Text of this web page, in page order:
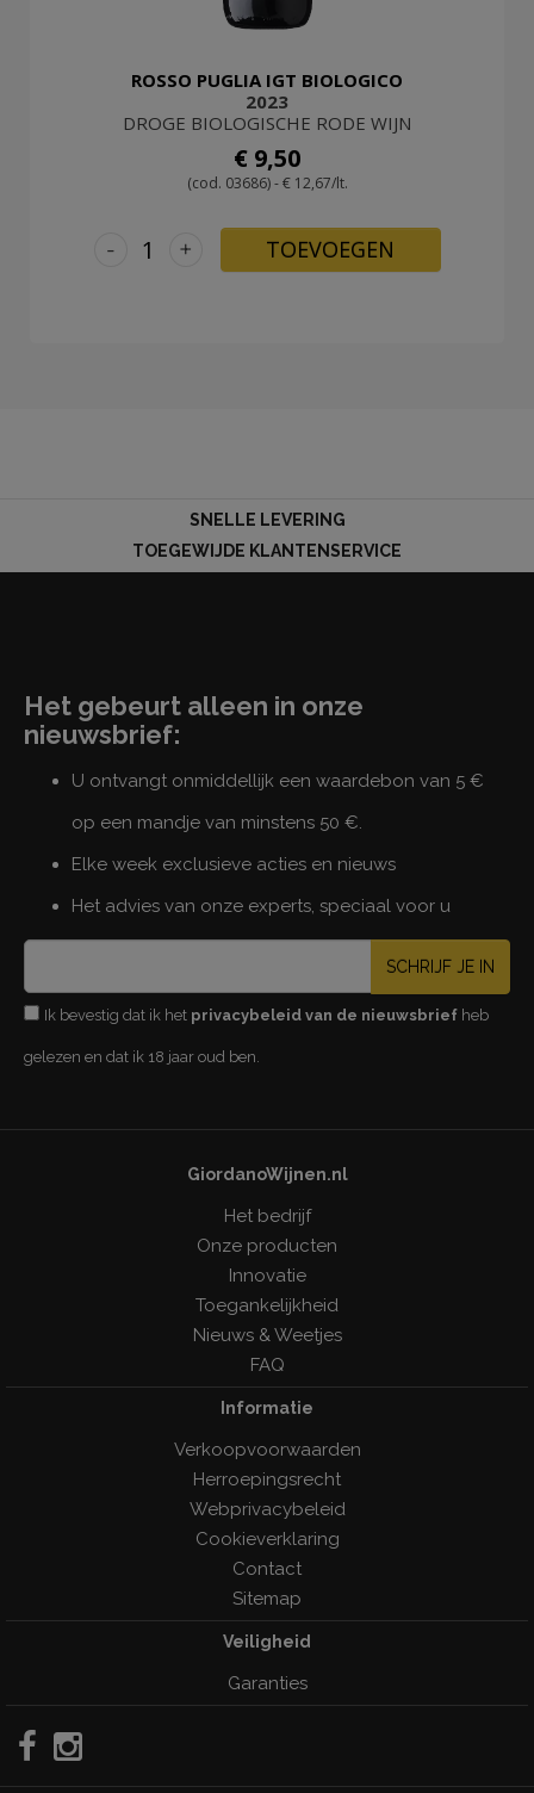
ROSSO PUGLIA IGT BIOLOGICO
2023
DROGE BIOLOGISCHE RODE WIJN
€ 9,50
(cod. 03686) - € 12,67/lt.
+
- TOEVOEGEN
SNELLE LEVERING
TOEGEWIJDE KLANTENSERVICE
Het gebeurt alleen in onze
nieuwsbrief:
U ontvangt onmiddellijk een waardebon van 5 €
op een mandje van minstens 50 €.
Elke week exclusieve acties en nieuws
Het advies van onze experts, speciaal voor u
SCHRIJF JE IN
Ik bevestig dat ik het privacybeleid van de nieuwsbrief heb
gelezen en dat ik 18 jaar oud ben.
GiordanoWijnen.nl
Het bedrijf
Onze producten
Innovatie
Toegankelijkheid
Nieuws & Weetjes
FAQ
Informatie
Verkoopvoorwaarden
Herroepingsrecht
Webprivacybeleid
Cookieverklaring
Contact
Sitemap
Veiligheid
Garanties